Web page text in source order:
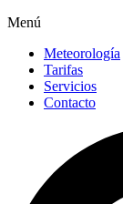
Menú
Meteorología
Tarifas
Servicios
Contacto